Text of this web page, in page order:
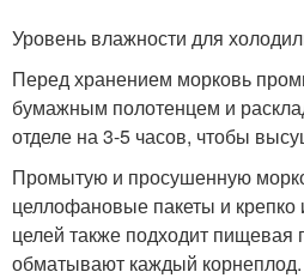
Уровень влажности для
Перед хранением морковь
бумажным полотенцем и
отделе на 3-5 часов, чтобы
Промытую и просушенную
целлофановые пакеты и крепко
целей также подходит пищевая
обматывают каждый корнеплод.